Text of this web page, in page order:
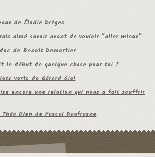
de Élodie Drèges
aimé savoir avant de vouloir “aller mieux”
de Benoit Demortier
le début de quelque chose pour toi ?
verts de Gérard Giel
encore une relation qui nous a fait souffrir
Dien de Pascal Daufrasne